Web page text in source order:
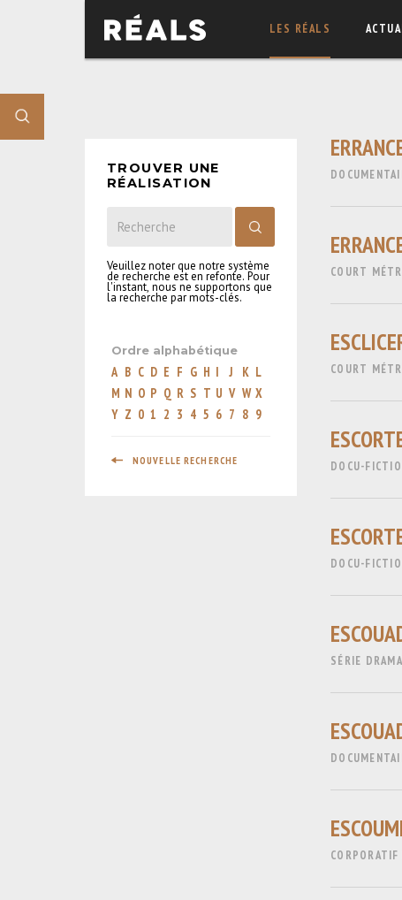
LES RÉALS
TROUVER UNE
RÉALISATION
Veuillez noter que notre système
de recherche est en refonte. Pour
l'instant, nous ne supportons que
la recherche par mots-clés.
Ordre alphabétique
A B C D E F G H I J K L
M N O P Q R S T U V W X
Y Z 0 1 2 3 4 5 6 7 8 9
NOUVELLE RECHERCHE
COURT
COURT
DOCU-
DOCU-
SÉRIE
CORPORATIF